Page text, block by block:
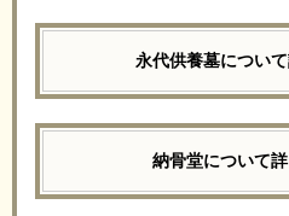
永代供養墓につい
納骨堂について